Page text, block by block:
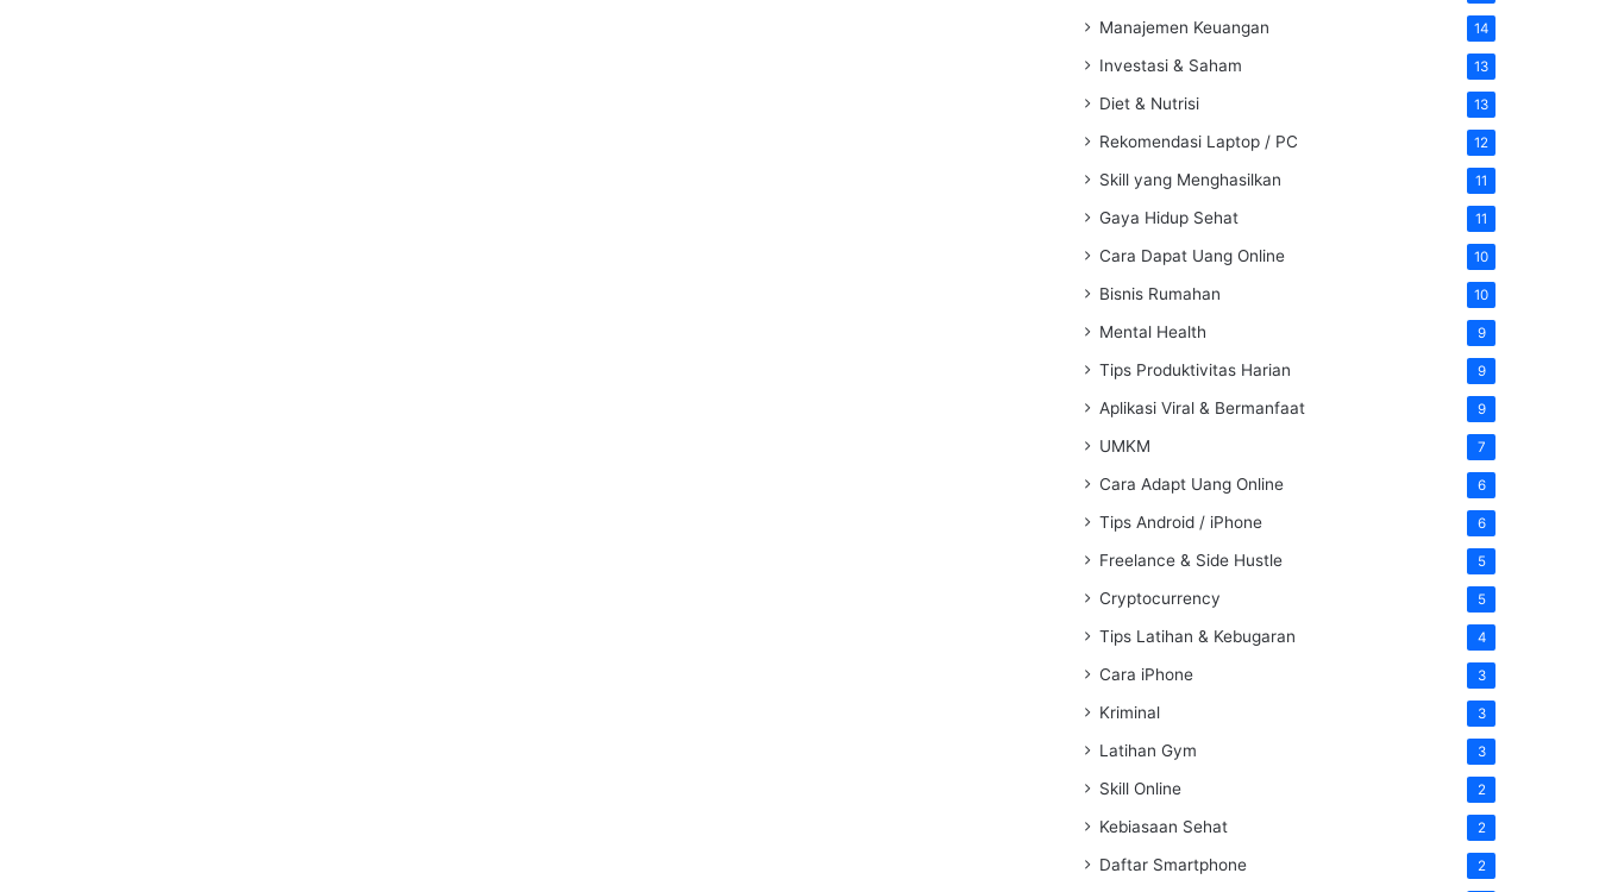
Manajemen Keuangan 14
Investasi & Saham 13
Diet & Nutrisi 13
Rekomendasi Laptop / PC 12
Skill yang Menghasilkan 11
Gaya Hidup Sehat 11
Cara Dapat Uang Online 10
Bisnis Rumahan 10
Mental Health 9
Tips Produktivitas Harian 9
Aplikasi Viral & Bermanfaat 9
UMKM 7
Cara Adapt Uang Online 6
Tips Android / iPhone 6
Freelance & Side Hustle 5
Cryptocurrency 5
Tips Latihan & Kebugaran 4
Cara iPhone 3
Kriminal 3
Latihan Gym 3
Skill Online 2
Kebiasaan Sehat 2
Daftar Smartphone 2